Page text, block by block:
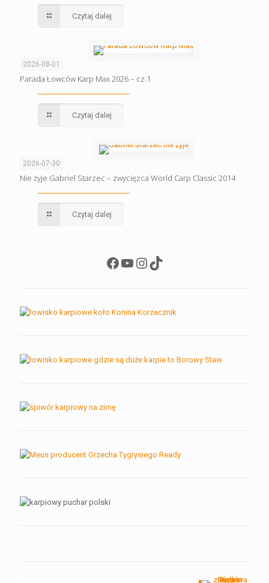
Czytaj dalej
2026-08-01
Parada Łowców Karp Max 2026 – cz.1
Czytaj dalej
2026-07-30
Nie żyje Gabriel Starzec – zwycięzca World Carp Classic 2014
Czytaj dalej
Facebook
YouTube
Instagram
TikTok